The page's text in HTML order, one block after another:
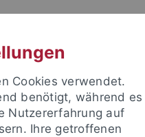
Cookies verwendet.
benötigt, während es
Nutzererfahrung auf
Ihre getroffenen